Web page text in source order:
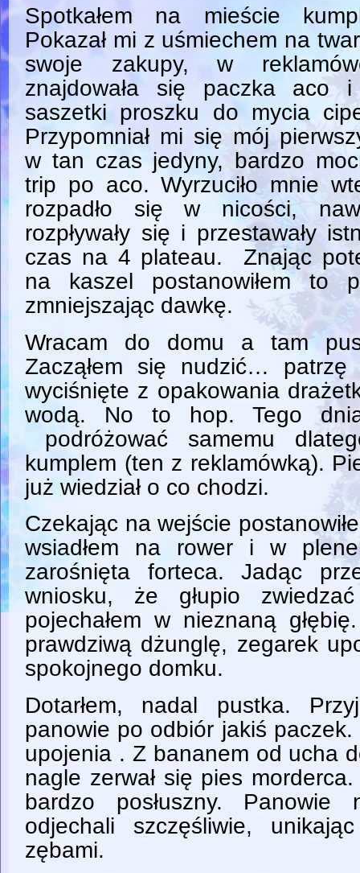
Spotkałem na mieście
Pokazał mi z uśmiechem na
swoje zakupy, w
znajdowała się paczka aco
saszetki proszku do mycia
Przypomniał mi się mój
w tan czas jedyny, bardzo
trip po aco. Wyrzuciło mnie
rozpadło się w nicości,
rozpływały się i przestawały
czas na 4 plateau. Znając
na kaszel postanowiłem to
zmniejszając dawkę.
Wracam do domu a tam
Zacząłem się nudzić…
wyciśnięte z opakowania
wodą. No to hop. Tego
podróżować samemu
kumplem (ten z reklamówką).
już wiedział o co chodzi.
Czekając na wejście
wsiadłem na rower i w
zarośnięta forteca. Jadąc
wniosku, że głupio
pojechałem w nieznaną
prawdziwą dżunglę, zegarek
spokojnego domku.
Dotarłem, nadal pustka.
panowie po odbiór jakiś
upojenia . Z bananem od ucha
nagle zerwał się pies
bardzo posłuszny.
odjechali szczęśliwie,
zębami.